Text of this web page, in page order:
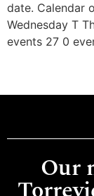
date. Calendar
Wednesday T
events 27 0
Our